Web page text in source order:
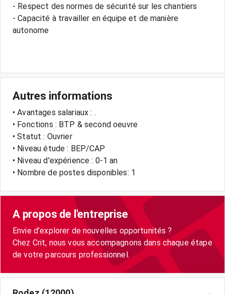
- Respect des normes de sécurité sur les chantiers
- Capacité à travailler en équipe et de manière
autonome
Autres informations
• Avantages salariaux : .
• Fonctions : BTP & second oeuvre
• Statut : Ouvrier
• Niveau étude : BEP/CAP
• Niveau d'expérience : 0-1 an
• Nombre de postes disponibles: 1
A propos de l'entreprise
Envie d’explorer de nouvelles opportunités ?
Chez Crit, nous vous accompagnons dans chaque étape